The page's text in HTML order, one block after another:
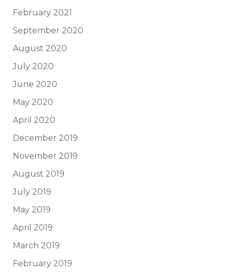
February 2021
September 2020
August 2020
July 2020
June 2020
May 2020
April 2020
December 2019
November 2019
August 2019
July 2019
May 2019
April 2019
March 2019
February 2019